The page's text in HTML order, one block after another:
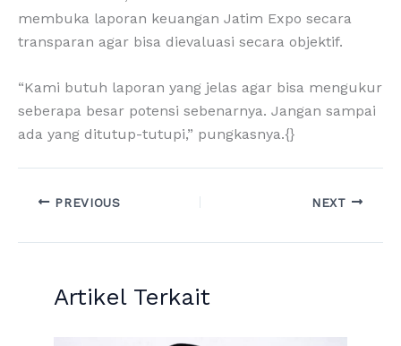
membuka laporan keuangan Jatim Expo secara
transparan agar bisa dievaluasi secara objektif.
“Kami butuh laporan yang jelas agar bisa mengukur
seberapa besar potensi sebenarnya. Jangan sampai
ada yang ditutup-tutupi,” pungkasnya.{}
PREVIOUS NEXT
Artikel Terkait